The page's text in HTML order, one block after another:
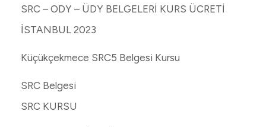
SRC – ODY – ÜDY BELGELERİ KURS ÜCRETİ
İSTANBUL 2023
Küçükçekmece SRC5 Belgesi Kursu
SRC Belgesi
SRC KURSU